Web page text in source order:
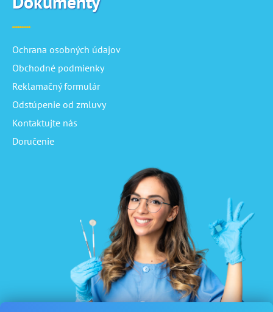
Ochrana osobných údajov
Obchodné podmienky
Reklamačný formulár
Odstúpenie od zmluvy
Kontaktujte nás
Doručenie